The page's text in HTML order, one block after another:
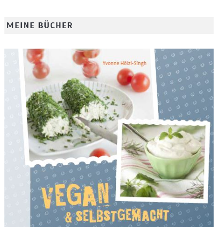
MEINE BÜCHER